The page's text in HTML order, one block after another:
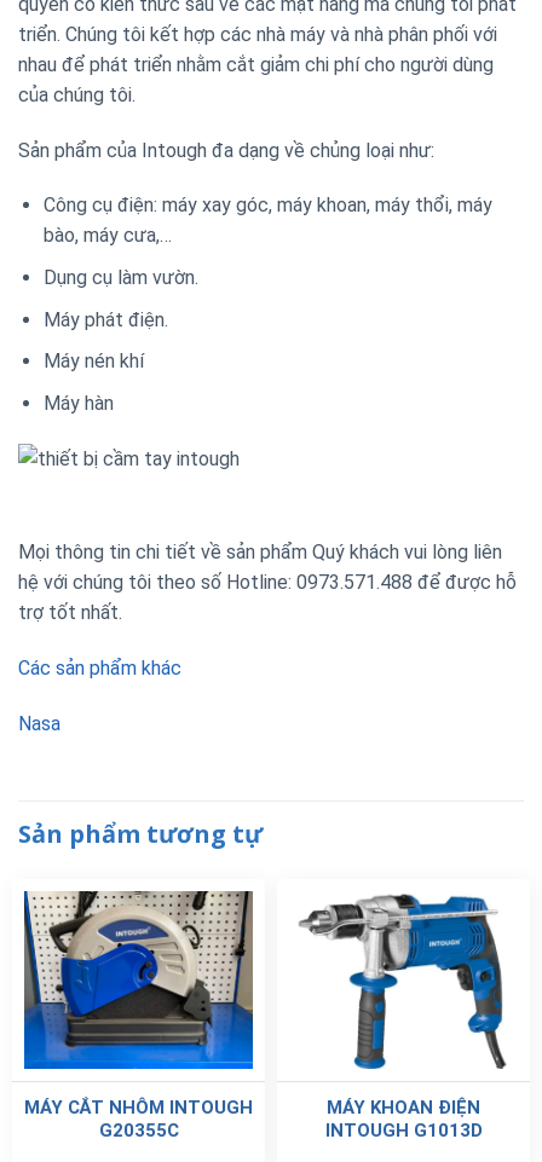
triển. Chúng tôi kết hợp các nhà máy và nhà phân phối với
nhau để phát triển nhằm cắt giảm chi phí cho người dùng
của chúng tôi.
Sản phẩm của Intough đa dạng về chủng loại như:
Công cụ điện: máy xay góc, máy khoan, máy thổi, máy
bào, máy cưa,…
Dụng cụ làm vườn.
Máy phát điện.
Máy nén khí
Máy hàn
Mọi thông tin chi tiết về sản phẩm Quý khách vui lòng liên
hệ với chúng tôi theo số Hotline: 0973.571.488 để được hỗ
trợ tốt nhất.
Các sản phẩm khác
Nasa
Sản phẩm tương tự
MÁY CẮT NHÔM INTOUGH
G20355C
MÁY KHOAN ĐIỆN
INTOUGH G1013D